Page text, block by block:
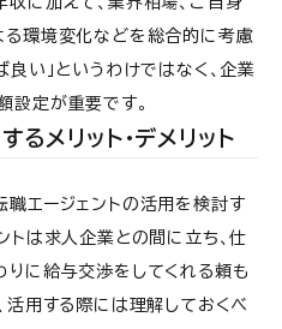
る環境変化などを総合的に考慮
良い」というわけではなく、企業
設定が重要です。
るメリット・デメリット
エージェントの活用を検討す
トは求人企業との間に立ち、仕
に給与交渉をしてくれる頼も
活用する際には理解しておくべ